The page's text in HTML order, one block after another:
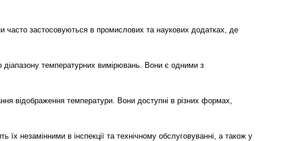
часто застосовуються в промислових та наукових додатках, де
діапазону температурних вимірювань. Вони є одними з
відображення температури. Вони доступні в різних формах,
незамінними в інспекції та технічному обслуговуванні, а також у